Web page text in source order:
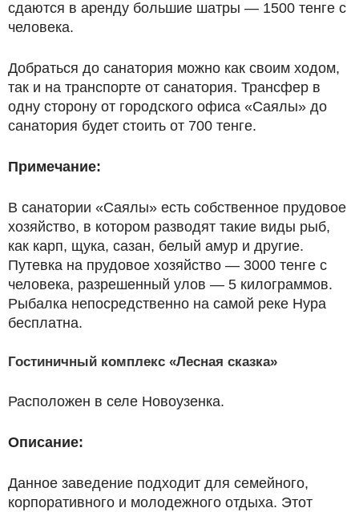
сдаются в аренду большие шатры — 1500 тенге с
человека.
Добраться до санатория можно как своим ходом,
так и на транспорте от санатория. Трансфер в
одну сторону от городского офиса «Саялы» до
санатория будет стоить от 700 тенге.
Примечание:
В санатории «Саялы» есть собственное прудовое
хозяйство, в котором разводят такие виды рыб,
как карп, щука, сазан, белый амур и другие.
Путевка на прудовое хозяйство — 3000 тенге с
человека, разрешенный улов — 5 килограммов.
Рыбалка непосредственно на самой реке Нура
бесплатна.
Гостиничный комплекс «Лесная сказка»
Расположен в селе Новоузенка.
Описание:
Данное заведение подходит для семейного,
корпоративного и молодежного отдыха. Этот